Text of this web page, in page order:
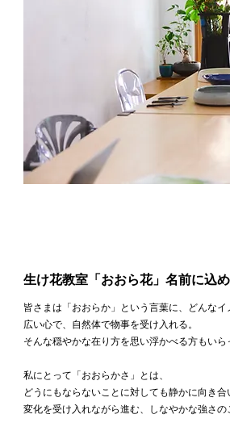
生け花教室「おおら花」名前に込
皆さまは「おおらか」という言葉に、どんな
広い心で、自然体で物事を受け入れる。
そんな穏やかな在り方を思い浮かべる方もいら
私にとって「おおらかさ」とは、
どうにもならないことに対しても静かに向き合
変化を受け入れながら進む、しなやかな強さの